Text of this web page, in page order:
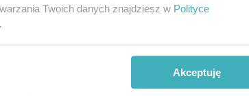
Twoich danych znajdziesz w Polityce
Akceptuję